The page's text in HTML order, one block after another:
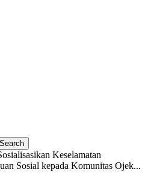
Keselamatan
Sosial kepada Komunitas Ojek...